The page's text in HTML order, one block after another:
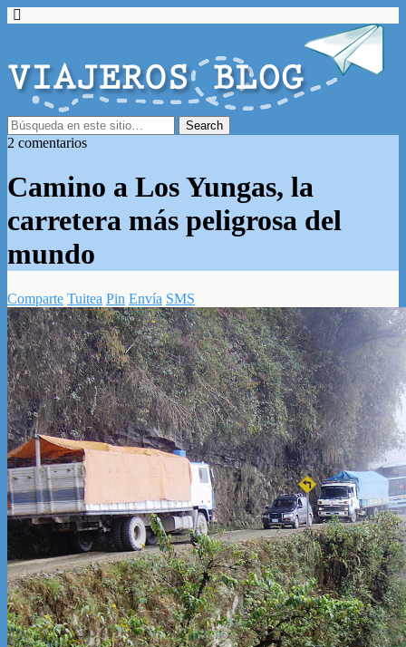
2 comentarios
Camino a Los Yungas, la
carretera más peligrosa del
mundo
Comparte Tuitea Pin Envía SMS